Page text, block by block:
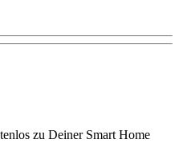
zu Deiner Smart Home